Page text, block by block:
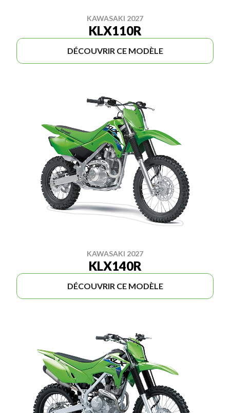
KAWASAKI 2027
KLX110R
DÉCOUVRIR CE MODÈLE
KAWASAKI 2027
KLX140R
DÉCOUVRIR CE MODÈLE